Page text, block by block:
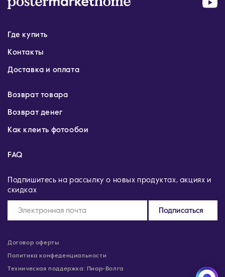
Где купить
Контакты
Доставка и оплата
Возврат товара
Возврат денег
Как клеить фотообои
FAQ
Подпишитесь на рассылку о новых продуктах, акциях и
скидках
Подписаться
Договор оферты
Политика конфеденциальности
Техническая поддержка: Пиар-Волга